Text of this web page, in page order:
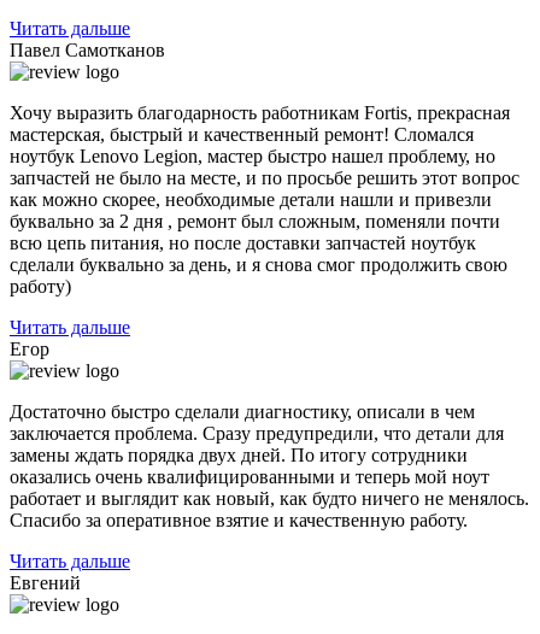
Читать дальше
Павел Самотканов
Хочу выразить благодарность работникам Fortis, прекрасная
мастерская, быстрый и качественный ремонт! Сломался
ноутбук Lenovo Legion, мастер быстро нашел проблему, но
запчастей не было на месте, и по просьбе решить этот вопрос
как можно скорее, необходимые детали нашли и привезли
буквально за 2 дня , ремонт был сложным, поменяли почти
всю цепь питания, но после доставки запчастей ноутбук
сделали буквально за день, и я снова смог продолжить свою
работу)
Читать дальше
Егор
Достаточно быстро сделали диагностику, описали в чем
заключается проблема. Сразу предупредили, что детали для
замены ждать порядка двух дней. По итогу сотрудники
оказались очень квалифицированными и теперь мой ноут
работает и выглядит как новый, как будто ничего не менялось.
Спасибо за оперативное взятие и качественную работу.
Читать дальше
Евгений